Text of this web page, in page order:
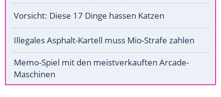
Vorsicht: Diese 17 Dinge hassen Katzen
Illegales Asphalt-Kartell muss Mio-Strafe zahlen
Memo-Spiel mit den meistverkauften Arcade-
Maschinen